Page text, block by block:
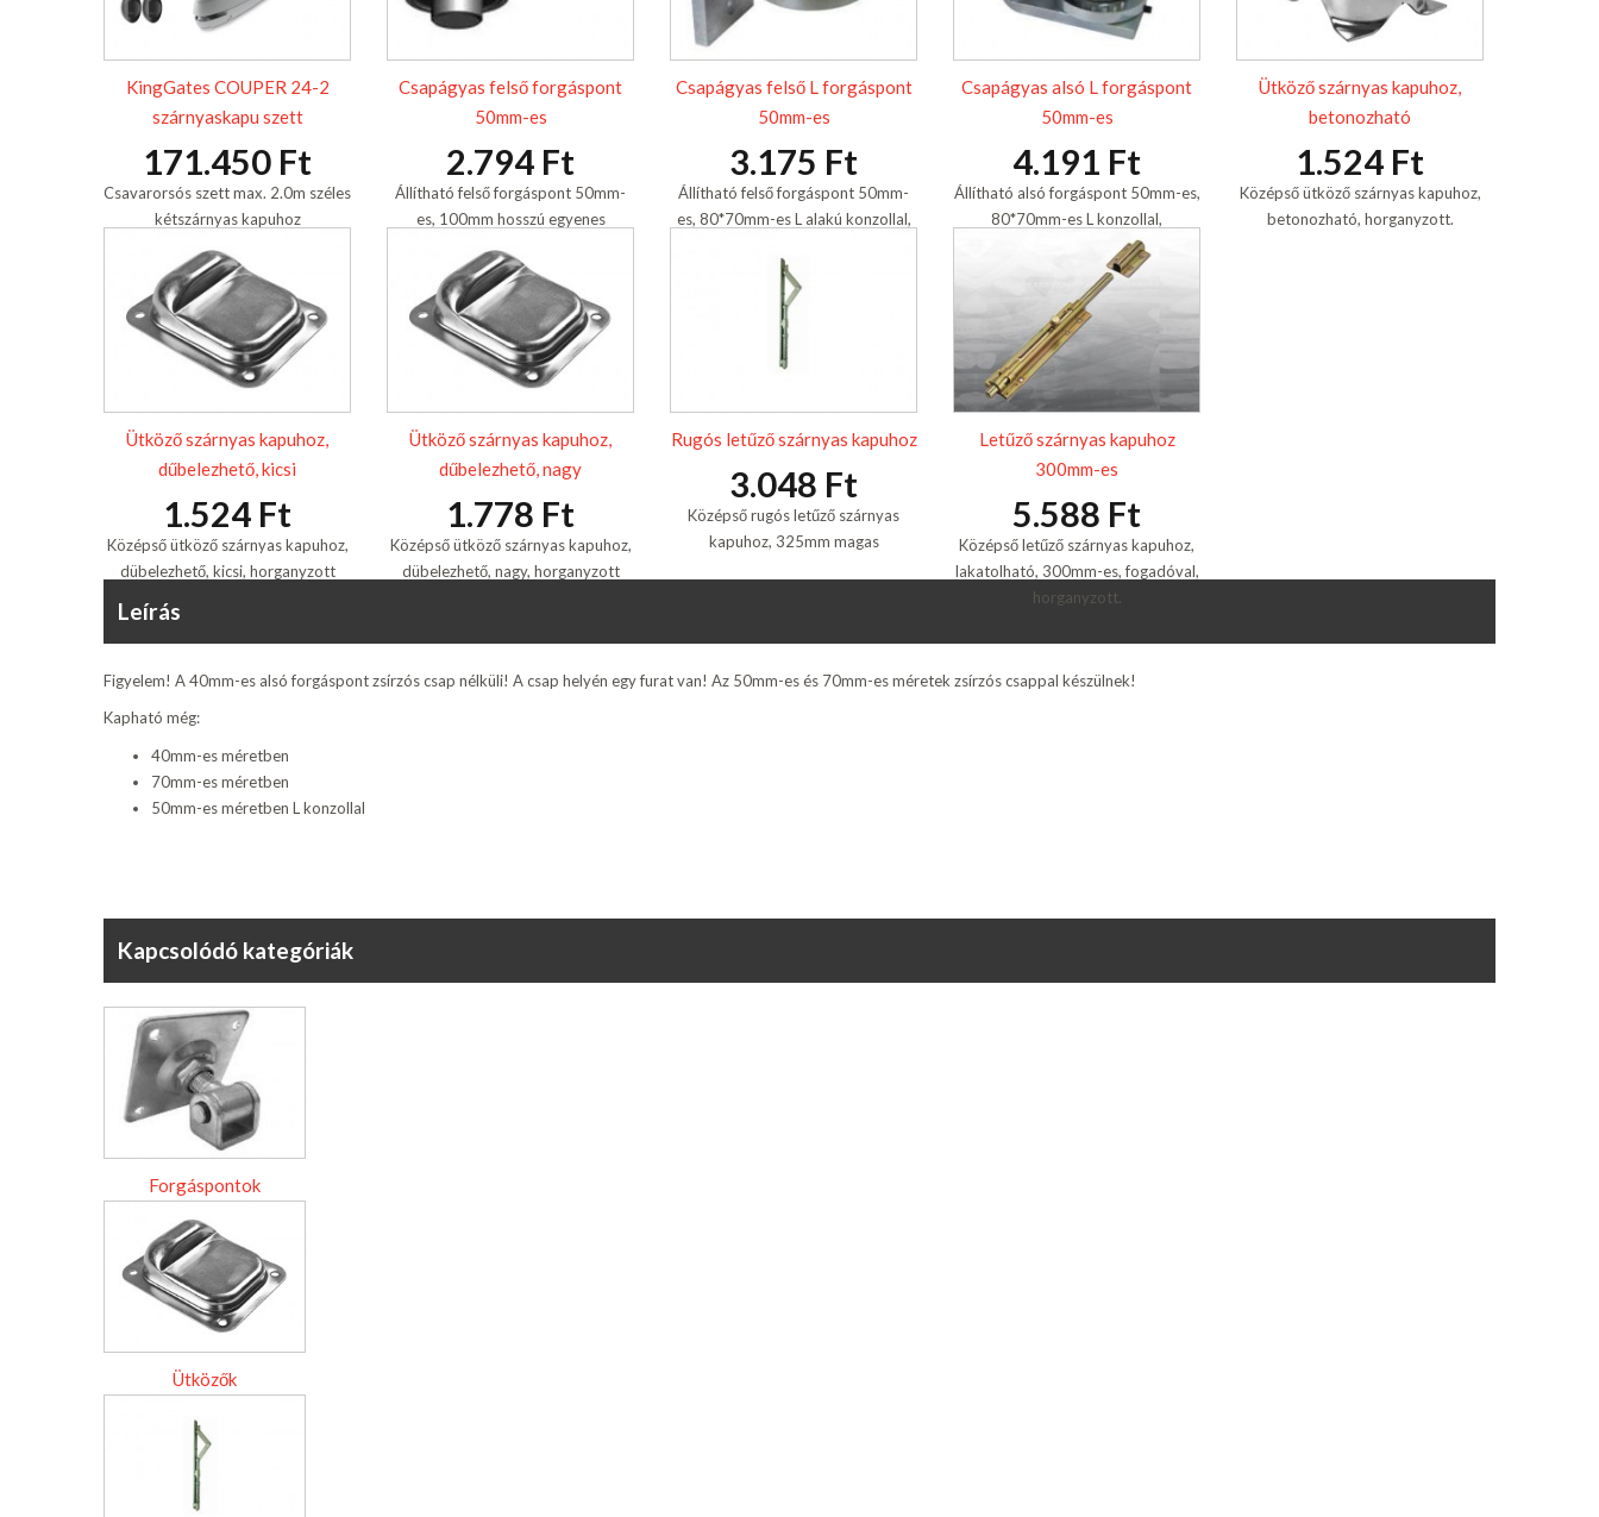
KingGates COUPER 24-2
szárnyaskapu szett
171.450 Ft
Csavarorsós szett max. 2.0m széles
kétszárnyas kapuhoz
Csapágyas felső forgáspont
50mm-es
2.794 Ft
Állítható felső forgáspont 50mm-
es, 100mm hosszú egyenes
konzollal, csapágyas, horganyzott,
hegeszthető.
Csapágyas felső L forgáspont
50mm-es
3.175 Ft
Állítható felső forgáspont 50mm-
es, 80*70mm-es L alakú konzollal,
hegeszthető.
Csapágyas alsó L forgáspont
50mm-es
4.191 Ft
Állítható alsó forgáspont 50mm-es,
80*70mm-es L konzollal,
kúpcsapágyas, horganyzott,
hegeszthető.
Ütköző szárnyas kapuhoz,
betonozható
1.524 Ft
Középső ütköző szárnyas kapuhoz,
betonozható, horganyzott.
Ütköző szárnyas kapuhoz,
dűbelezhető, kicsi
1.524 Ft
Középső ütköző szárnyas kapuhoz,
dübelezhető, kicsi, horganyzott
Ütköző szárnyas kapuhoz,
dűbelezhető, nagy
1.778 Ft
Középső ütköző szárnyas kapuhoz,
dübelezhető, nagy, horganyzott
Rugós letűző szárnyas kapuhoz
3.048 Ft
Középső rugós letűző szárnyas
kapuhoz, 325mm magas
Letűző szárnyas kapuhoz
300mm-es
5.588 Ft
Középső letűző szárnyas kapuhoz,
lakatolható, 300mm-es, fogadóval,
horganyzott.
Leírás
Figyelem! A 40mm-es alsó forgáspont zsírzós csap nélküli! A csap helyén egy furat van! Az 50mm-es és 70mm-es méretek zsírzós csappal készülnek!
Kapható még:
40mm-es méretben
70mm-es méretben
50mm-es méretben L konzollal
Kapcsolódó kategóriák
Forgáspontok
Ütközők